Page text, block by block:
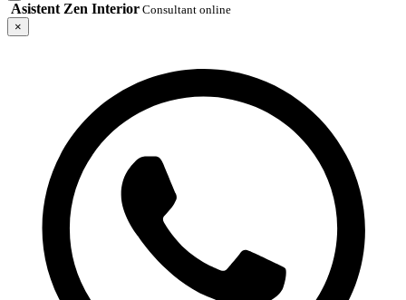
Asistent Zen Interior Consultant online
×